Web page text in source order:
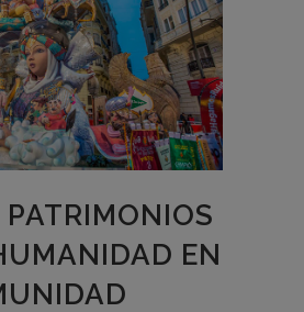
PATRIMONIOS
EN